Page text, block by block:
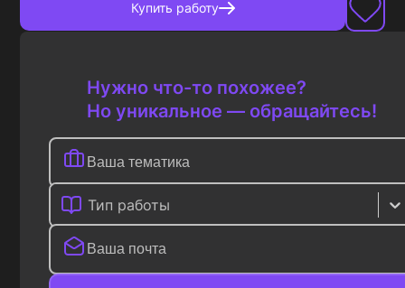
Купить работу
Нужно что-то похожее?
Но уникальное — обращайтесь!
Тип работы